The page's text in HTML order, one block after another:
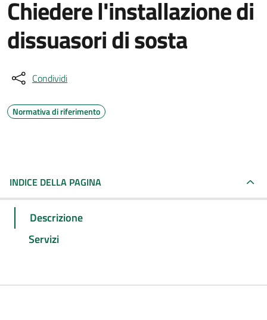
Chiedere l'installazione di
dissuasori di sosta
Condividi
Normativa di riferimento
INDICE DELLA PAGINA
Descrizione
Servizi